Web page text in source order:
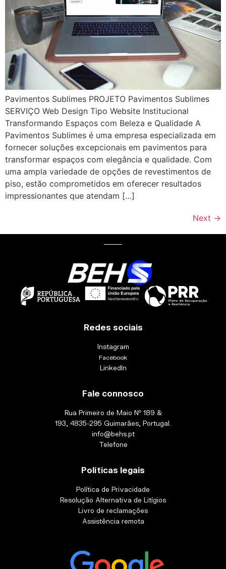
Pavimentos Sublimes PROJETO Pavimentos Sublimes
SERVIÇO Web Design Tipo Website Institucional
Transformando Espaços com Beleza e Qualidade A
Pavimentos Sublimes é uma empresa especializada em
fornecer soluções excepcionais em pavimentos para
transformar espaços com elegância e qualidade. Com
uma ampla variedade de opções de revestimentos de
piso, estão comprometidos em oferecer resultados
impressionantes que atendam […]
Next →
Redes sociais
Instagram
Facebook
LinkedIn
Fale connosco
Rua Primeiro de Maio Nº 189 &
193, 4835-295 Guimarães, Portugal.
info@behs.pt
Telefone
Políticas legais
Política de Privacidade
Resolução Alternativa de Litígios
Livro de reclamações
Assistência remota